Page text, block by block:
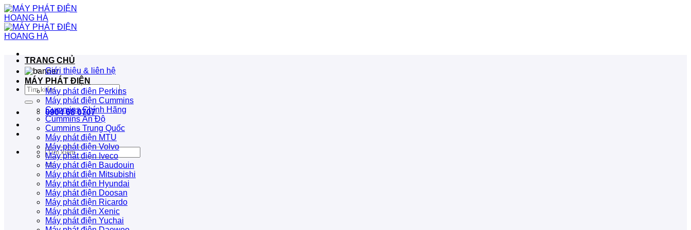
Bỏ
qua
nội
dung
Tìm
kiếm:
0904 68 0707
Tìm
kiếm:
TRANG CHỦ
Giới thiệu & liên hệ
MÁY PHÁT ĐIỆN
Máy phát điện Perkins
Máy phát điện Cummins
Cummins Chính Hãng
Cummins Ấn Độ
Cummins Trung Quốc
Máy phát điện MTU
Máy phát điện Volvo
Máy phát điện Iveco
Máy phát điện Baudouin
Máy phát điện Mitsubishi
Máy phát điện Hyundai
Máy phát điện Doosan
Máy phát điện Ricardo
Máy phát điện Xenic
Máy phát điện Yuchai